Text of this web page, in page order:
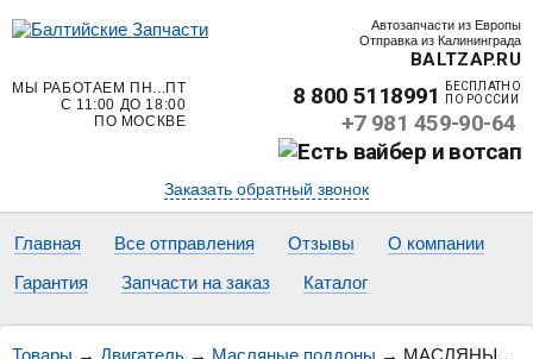
Автозапчасти из Европы
Отправка из Калининграда
BALTZAP.RU
МЫ РАБОТАЕМ ПН...ПТ
С 11:00 ДО 18:00
ПО МОСКВЕ
8 800 5118991
БЕСПЛАТНО
ПО РОССИИ
+7 981 459-90-64
Заказать обратный звонок
Главная Все отправления Отзывы
О компании
Гарантия
Запчасти на заказ Каталог